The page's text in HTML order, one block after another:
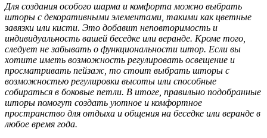
Для создания особого шарма и комфорта можно выбрать
шторы с декоративными элементами, такими как цветные
завязки или кисти. Это добавит неповторимость и
индивидуальность вашей беседке или веранде. Кроме того,
следует не забывать о функциональности штор. Если вы
хотите иметь возможность регулировать освещение и
просматривать пейзаж, то стоит выбрать шторы с
возможностью регулировки высоты или способные
собираться в боковые петли. В итоге, правильно подобранные
шторы помогут создать уютное и комфортное
пространство для отдыха и общения на беседке или веранде в
любое время года.